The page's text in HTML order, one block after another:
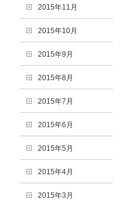
2015年11月
2015年10月
2015年9月
2015年8月
2015年7月
2015年6月
2015年5月
2015年4月
2015年3月